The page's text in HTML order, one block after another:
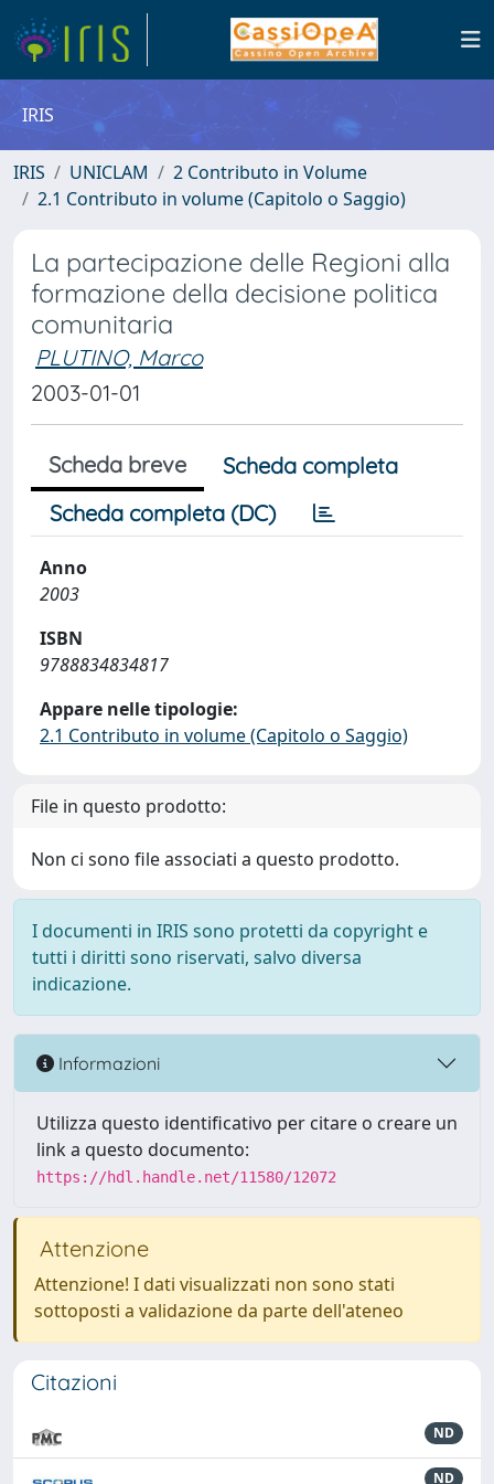
IRIS
IRIS UNICLAM
2 Contributo in Volume
2.1 Contributo in volume (Capitolo o Saggio)
La partecipazione delle Regioni alla
formazione della decisione politica
comunitaria
PLUTINO, Marco
2003-01-01
Scheda breve
Scheda completa
Scheda completa (DC)
Anno
2003
ISBN
9788834834817
Appare nelle tipologie:
2.1 Contributo in volume (Capitolo o Saggio)
File in questo prodotto:
Non ci sono file associati a questo prodotto.
I documenti in IRIS sono protetti da copyright e
tutti i diritti sono riservati, salvo diversa
indicazione.
Informazioni
Utilizza questo identificativo per citare o creare un
link a questo documento:
https://hdl.handle.net/11580/12072
Attenzione
Attenzione! I dati visualizzati non sono stati
sottoposti a validazione da parte dell'ateneo
Citazioni
ND
ND